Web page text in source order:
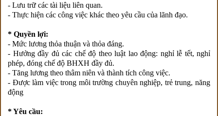
- Lưu trữ các tài liệu liên quan.
- Thực hiện các công việc khác theo yêu cầu của lãnh đạo.
* Quyền lợi:
- Mức lương thỏa thuận và thỏa đáng.
- Hưởng đầy đủ các chế độ theo luật lao động: nghỉ lễ tết, nghỉ
phép, đóng chế độ BHXH đầy đủ.
- Tăng lương theo thâm niên và thành tích công việc.
- Được làm việc trong môi trường chuyên nghiệp, trẻ trung, năng
động
* Yêu cầu: